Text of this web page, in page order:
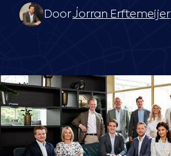
DoorJorran Erftemeijer